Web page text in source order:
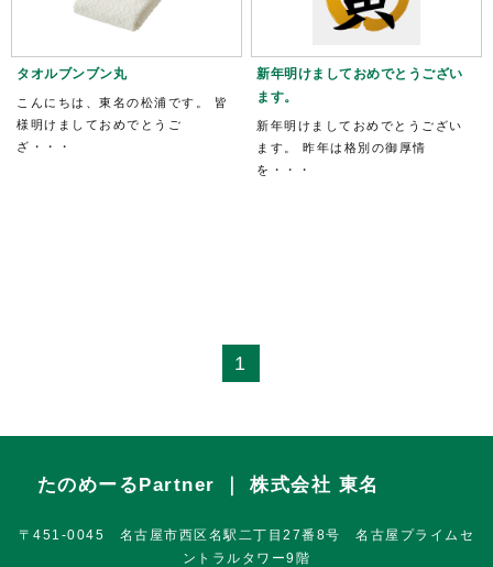
タオルブンブン丸
こんにちは、東名の松浦です。 皆
様明けましておめでとうご
ざ・・・
新年明けましておめでとうござい
ます。
新年明けましておめでとうござい
ます。 昨年は格別の御厚情
を・・・
1
たのめーるPartner ｜ 株式会社 東名
〒451-0045 名古屋市西区名駅二丁目27番8号 名古屋プライムセ
ントラルタワー9階